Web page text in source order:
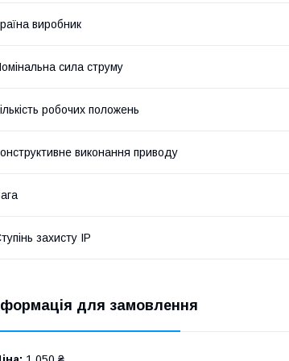
виробник
сила струму
робочих положень
виконання приводу
захисту IP
для замовлення